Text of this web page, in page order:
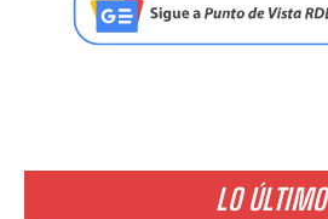
LO ÚLTIMO